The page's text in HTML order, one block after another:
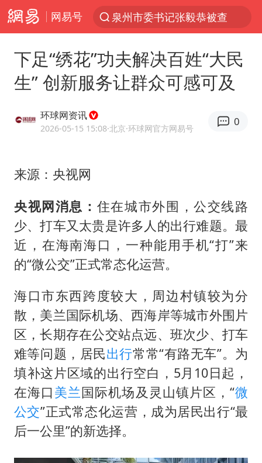
网易号
泉州市委书记张毅恭被查
全球首个长时储能一体化产业园量产
四川宜宾市高县4.9级地震致1人死亡
上海：台风白海豚或将带来龙卷风
出口禁令驱动有色板块大涨
东航：国内客票提前14天免费退改
“今天得有40℃了吧 为啥还不预警”
胡彦斌韩磊 谁帮谁
胡彦斌获《歌手2026》歌王
38岁演员求职万岁山NPC成功
夯实基础开新局
下足“绣花”功夫解决百姓“大民
生” 创新服务让群众可感可及
环球网资讯
2026-05-15 15:08·北京·环球网官方网易号
0
来源：央视网
央视网消息： 住在城市外围，公交线路
少、打车又太贵是许多人的出行难题。最
近，在海南海口，一种能用手机“打”来
的“微公交”正式常态化运营。
海口市东西跨度较大，周边村镇较为分
散，美兰国际机场、西海岸等城市外围片
区，长期存在公交站点远、班次少、打车
难等问题，居民出行常常“有路无车”。为
填补这片区域的出行空白，5月10日起，
在海口美兰国际机场及灵山镇片区，“微
公交”正式常态化运营，成为居民出行“最
后一公里”的新选择。